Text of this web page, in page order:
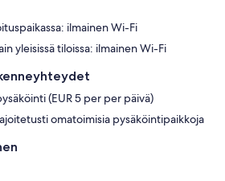
ilmainen Wi-Fi
yleisissä tiloissa: ilmainen Wi-Fi
(EUR 5 per per päivä)
omatoimisia pysäköintipaikkoja